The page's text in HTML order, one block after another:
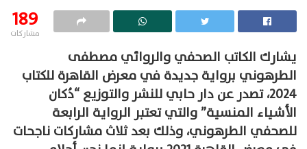
189
مشاركات
يشارك الكاتب الصحفي والروائي مصطفى
الطرهوني برواية جديدة في معرض القاهرة للكتاب
٢٠٢٤، تصدر عن دار حابي للنشر والتوزيع “دُكان
الأشياء المنسية” والتي تعتبر الرواية الرابعة
للصحفي الطرهوني، وذلك بعد ثلاث مشاركات ناجحات